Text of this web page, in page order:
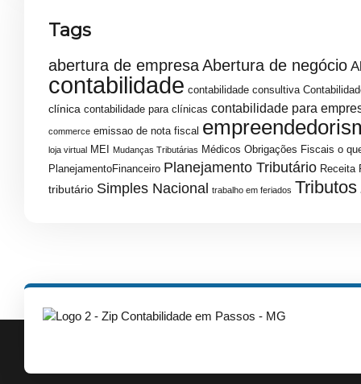
Tags
abertura de empresaAbertura de negócio
contabilidade contabilidade consultiva
clínica contabilidade para clínicas contabilidade para
commerce emissao de nota fiscal
loja virtual MEI Mudanças Tributárias Médicos Obrigações Fiscais o
PlanejamentoFinanceiro Planejamento Tributário Receita
tributário Simples Nacional trabalho em feriados Tributos